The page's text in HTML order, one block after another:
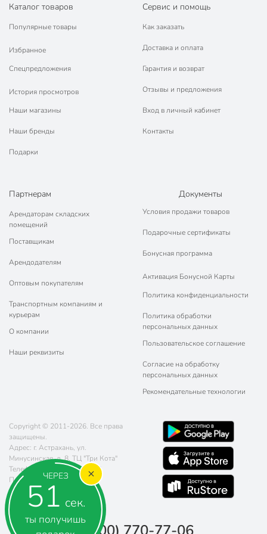
ЧЕРЕЗ
50 сек.
ты получишь
Каталог товаров
Популярные товары
Избранное
Спецпредложения
История просмотров
Наши магазины
Наши бренды
Подарки
Сервис и помощь
Как заказать
Доставка и оплата
Гарантия и возврат
Отзывы и предложения
Вход в личный кабинет
Контакты
Партнерам
Арендаторам складских
помещений
Поставщикам
Арендодателям
Оптовым покупателям
Транспортным компаниям и
курьерам
О компании
Наши реквизиты
Документы
Условия продажи товаров
Подарочные сертификаты
Бонусная программа
Активация Бонусной Карты
Политика конфиденциальности
Политика обработки
персональных данных
Пользовательское соглашение
Согласие на обработку
персональных данных
Рекомендательные технологии
Copyright © 2011-2026. Все права
защищены.
Адрес: г. Астрахань, ул.
Минусинская, д. 8, ТЦ "Три Кота"
Телефон:
8 (800) 770-77-06
Почта:
sales@poryadok.ru